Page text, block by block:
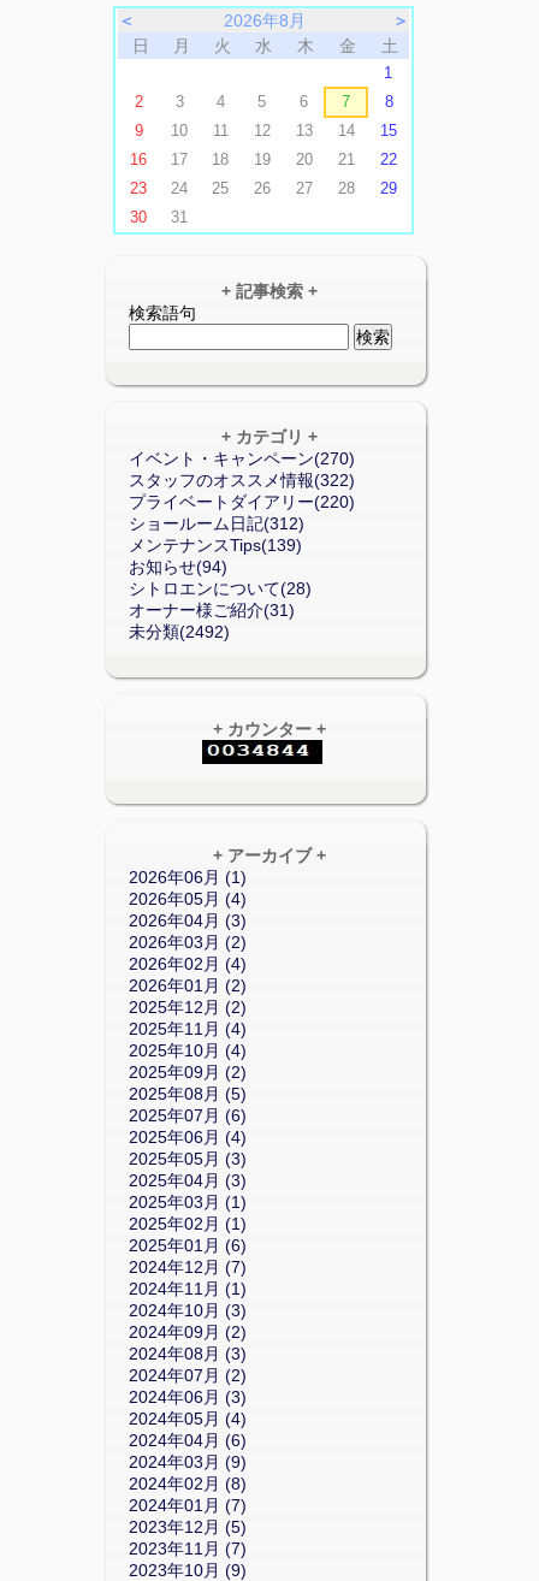
＜ 2026年8月
＞
日
月 火 水 木 金 土
1
2
3 4 5 6 7
8
9
10 11 12 13 14
15
16
17 18 19 20 21
22
23
24 25 26 27 28
29
30
31
+ 記事検索 +
検索語句
+ カテゴリ +
イベント・キャンペーン(270)
スタッフのオススメ情報(322)
プライベートダイアリー(220)
ショールーム日記(312)
メンテナンスTips(139)
お知らせ(94)
シトロエンについて(28)
オーナー様ご紹介(31)
未分類(2492)
+ カウンター +
+ アーカイブ +
2026年06月 (1)
2026年05月 (4)
2026年04月 (3)
2026年03月 (2)
2026年02月 (4)
2026年01月 (2)
2025年12月 (2)
2025年11月 (4)
2025年10月 (4)
2025年09月 (2)
2025年08月 (5)
2025年07月 (6)
2025年06月 (4)
2025年05月 (3)
2025年04月 (3)
2025年03月 (1)
2025年02月 (1)
2025年01月 (6)
2024年12月 (7)
2024年11月 (1)
2024年10月 (3)
2024年09月 (2)
2024年08月 (3)
2024年07月 (2)
2024年06月 (3)
2024年05月 (4)
2024年04月 (6)
2024年03月 (9)
2024年02月 (8)
2024年01月 (7)
2023年12月 (5)
2023年11月 (7)
2023年10月 (9)